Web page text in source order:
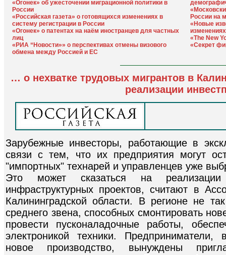
«Огонек» об ужесточении миграционной политики в
России
«Российская газета» о готовящихся изменениях в
систему регистрации в России
«Огонек» о патентах на наём иностранцев для частных
лиц
«РИА “Новости»» о перспективах отмены визового
обмена между Россией и ЕС
России на
«Новые
изменениях
«The New
«Секрет
… о нехватке трудовых мигрантов в
реализации
Зарубежные инвесторы, работающие в
связи с тем, что их предприятия могут
"импортных" технарей и управленцев уже
Это может сказаться на
инфраструктурных проектов, считают в
Калининградской области. В регионе не
среднего звена, способных смонтировать
провести пусконаладочные работы,
электроникой техники.
новое производство, вынуждены